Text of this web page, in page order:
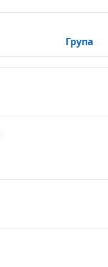
Група